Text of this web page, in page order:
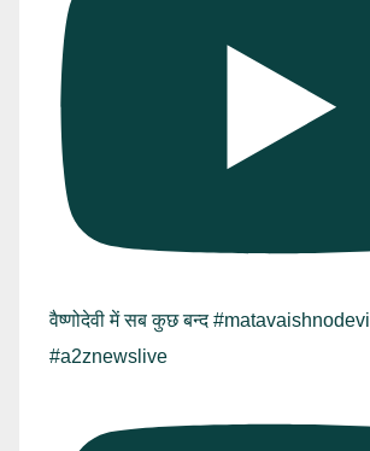
वैष्णोदेवी में सब कुछ बन्द #matavaishnodevi
#a2znewslive